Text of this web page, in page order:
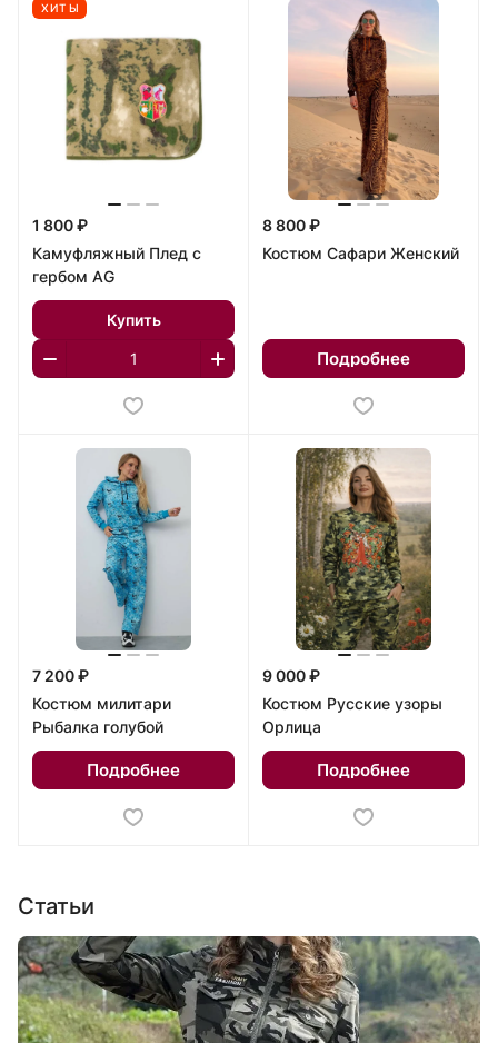
ХИТЫ
1 800 ₽
Камуфляжный Плед с
гербом AG
Купить
8 800 ₽
Костюм Сафари Женский
Подробнее
7 200 ₽
Костюм милитари
Рыбалка голубой
Подробнее
9 000 ₽
Костюм Русские узоры
Орлица
Подробнее
Статьи